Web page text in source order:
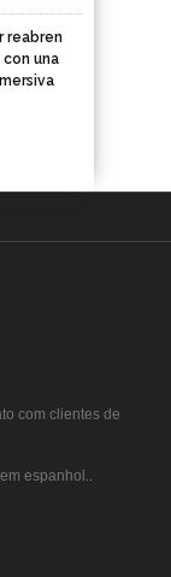
reabren
con una
com clientes de
espanhol..